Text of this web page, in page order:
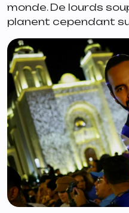
monde. De lourds
planent cependant